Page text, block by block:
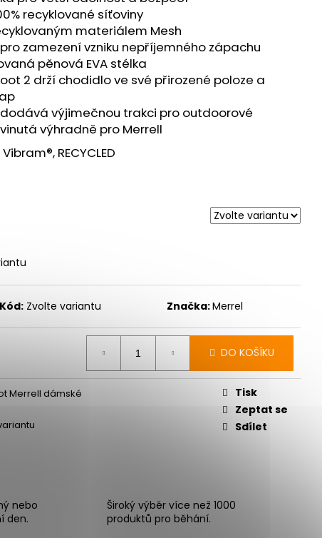
recyklované síťoviny
materiálem Mesh
zamezení vzniku nepříjemného zápachu
pěnová EVA stélka
2 drží chodidlo ve své přirozené poloze a
dodává výjimečnou trakci pro outdoorové
výhradně pro Merrell
RECYCLED
Kód: Zvolte variantu Značka:Merrel
DO KOŠÍKU
Merrell dámské
Tisk
Zeptat se
Sdílet
nebo
den.
Široký výběr více než 1000
produktů pro běhání.
2 - ORANŽOVÁ